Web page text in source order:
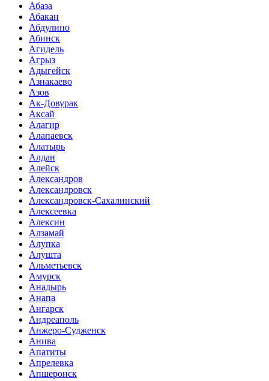
Абаза
Абакан
Абдулино
Абинск
Агидель
Агрыз
Адыгейск
Азнакаево
Азов
Ак-Довурак
Аксай
Алагир
Алапаевск
Алатырь
Алдан
Алейск
Александров
Александровск
Александровск-Сахалинский
Алексеевка
Алексин
Алзамай
Алупка
Алушта
Альметьевск
Амурск
Анадырь
Анапа
Ангарск
Андреаполь
Анжеро-Судженск
Анива
Апатиты
Апрелевка
Апшеронск